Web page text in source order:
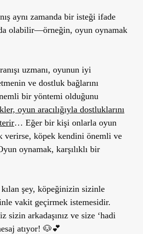
aynı zamanda bir isteği ifade
olabilir—örneğin, oyun oynamak
uzmanı, oyunun iyi
ve dostluk bağlarını
bir yöntemi olduğunu
oyun aracılığıyla dostluklarını
… Eğer bir kişi onlarla oyun
verirse, köpek kendini önemli ve
oynamak, karşılıklı bir
şey, köpeğinizin sizinle
vakit geçirmek istemesidir.
sizin arkadaşınız ve size ‘hadi
atıyor! 🐶💕